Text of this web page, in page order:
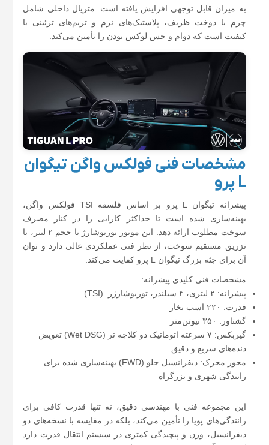
به میزان قابل توجهی افزایش یافته است. متریال داخلی شامل
چرم با دوخت ظریف، پلاستیک‌های نرم و تریم‌های تزئینی با
کیفیت است که دوام و حس لوکس بودن را تأمین می‌کند.
مشخصات فنی فولکس واگن تیگوان
L پرو
پیشرانه تیگوان L پرو بر اساس فلسفه TSI فولکس واگن،
بهینه‌سازی شده است تا حداکثر کارایی را در کنار مصرف
سوخت مطلوب ارائه دهد. این موتور توربوشارژ با حجم ۲ لیتر، با
تزریق مستقیم سوخت، از نظر فنی عملکردی عالی دارد و توان
آن برای جثه بزرگ تیگوان L پرو کفایت می‌کند.
مشخصات فنی کلیدی پیشرانه:
پیشرانه: ۲ لیتری، ۴ سیلندر، توربوشارژر (TSI)
قدرت: ۲۲۰ اسب بخار
گشتاور: ۳۵۰ نیوتن‌متر
گیربکس: ۷ سرعته اتوماتیک دو کلاچه تر (Wet DSG) تعویض
دنده‌های سریع و دقیق
محور محرک: دیفرانسیل جلو (FWD) بهینه‌سازی شده برای
رانندگی شهری و بزرگراه
این مجموعه فنی با مهندسی دقیق، نه تنها قدرت کافی برای
رانندگی‌های پویا را تأمین می‌کند، بلکه در مقایسه با نسخه‌های دو
دیفرانسیل، وزن و پیچیدگی کمتری در سیستم انتقال قدرت دارد